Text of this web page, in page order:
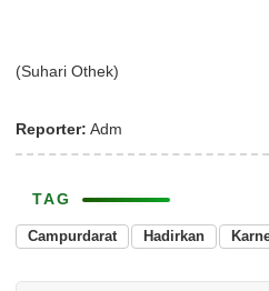
(Suhari Othek)
Reporter: Adm
TAG
Campurdarat Hadirkan